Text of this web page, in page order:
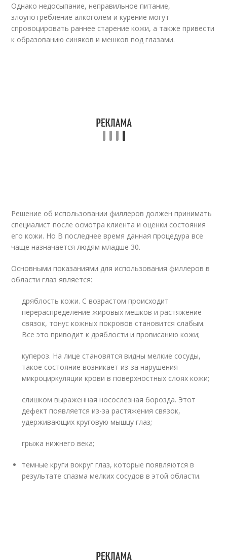
Однако недосыпание, неправильное питание,
злоупотребление алкоголем и курение могут
спровоцировать раннее старение кожи, а также привести
к образованию синяков и мешков под глазами.
Решение об использовании филлеров должен принимать
специалист после осмотра клиента и оценки состояния
его кожи. Но В последнее время данная процедура все
чаще назначается людям младше 30.
Основными показаниями для использования филлеров в
области глаз является:
дряблость кожи. С возрастом происходит
перераспределение жировых мешков и растяжение
связок, тонус кожных покровов становится слабым.
Все это приводит к дряблости и провисанию кожи;
купероз. На лице становятся видны мелкие сосуды,
такое состояние возникает из-за нарушения
микроциркуляции крови в поверхностных слоях кожи;
слишком выраженная носослезная борозда. Этот
дефект появляется из-за растяжения связок,
удерживающих круговую мышцу глаз;
грыжа нижнего века;
темные круги вокруг глаз, которые появляются в
результате спазма мелких сосудов в этой области.